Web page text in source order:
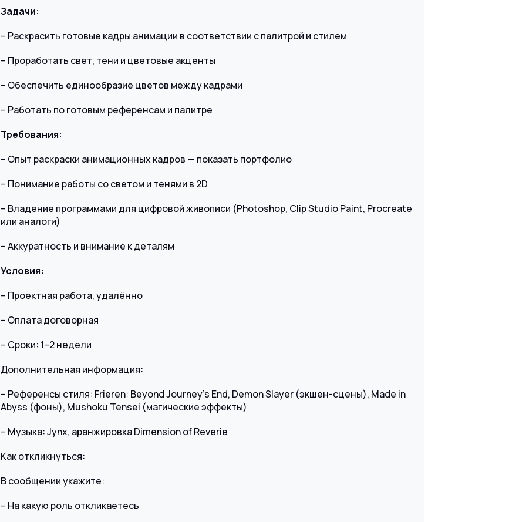
Задачи:
– Раскрасить готовые кадры анимации в соответствии с палитрой и стилем
– Проработать свет, тени и цветовые акценты
– Обеспечить единообразие цветов между кадрами
– Работать по готовым референсам и палитре
Требования:
– Опыт раскраски анимационных кадров — показать портфолио
– Понимание работы со светом и тенями в 2D
– Владение программами для цифровой живописи (Photoshop, Clip Studio Paint, Procreate
или аналоги)
– Аккуратность и внимание к деталям
Условия:
– Проектная работа, удалённо
– Оплата договорная
– Сроки: 1–2 недели
Дополнительная информация:
– Референсы стиля: Frieren: Beyond Journey’s End, Demon Slayer (экшен-сцены), Made in
Abyss (фоны), Mushoku Tensei (магические эффекты)
– Музыка: Jynx, аранжировка Dimension of Reverie
Как откликнуться:
В сообщении укажите:
– На какую роль откликаетесь